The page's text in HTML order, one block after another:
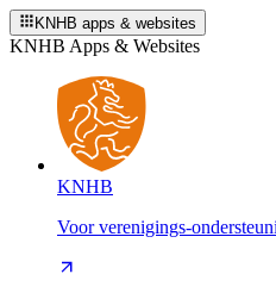
KNHB apps & websites
KNHB Apps & Websites
KNHB
Voor verenigings-